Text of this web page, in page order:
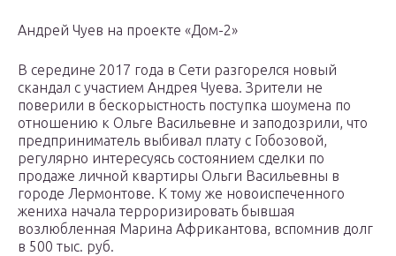
Андрей Чуев на проекте «Дом-2»
В середине 2017 года в Сети разгорелся новый
скандал с участием Андрея Чуева. Зрители не
поверили в бескорыстность поступка шоумена по
отношению к Ольге Васильевне и заподозрили, что
предприниматель выбивал плату с Гобозовой,
регулярно интересуясь состоянием сделки по
продаже личной квартиры Ольги Васильевны в
городе Лермонтове. К тому же новоиспеченного
жениха начала терроризировать бывшая
возлюбленная Марина Африкантова, вспомнив долг
в 500 тыс. руб.